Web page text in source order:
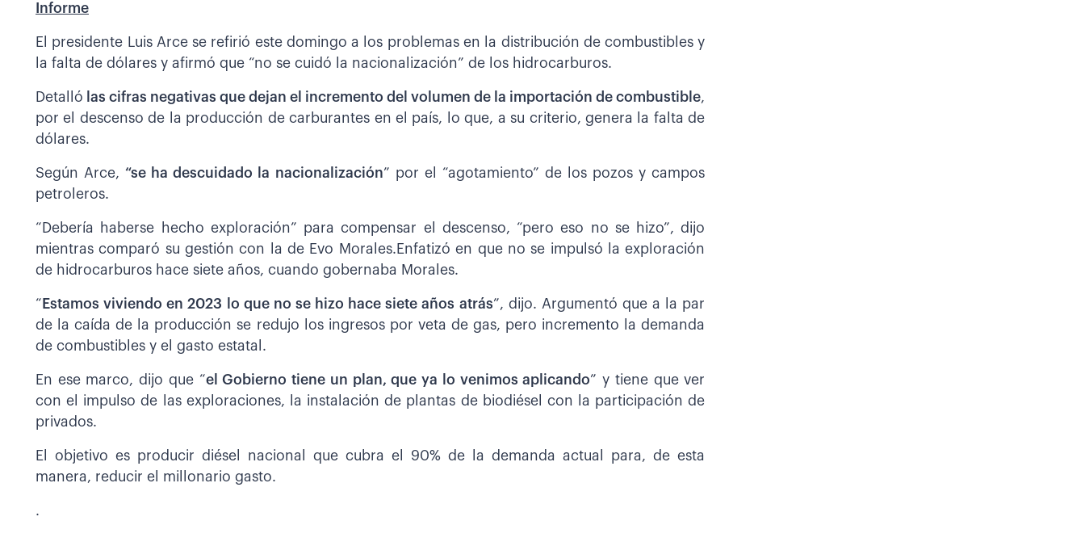
Informe
El presidente Luis Arce se refirió este domingo a los problemas en la distribución de combustibles y
la falta de dólares y afirmó que “no se cuidó la nacionalización” de los hidrocarburos.
Detalló las cifras negativas que dejan el incremento del volumen de la importación de combustible,
por el descenso de la producción de carburantes en el país, lo que, a su criterio, genera la falta de
dólares.
Según Arce,“se ha descuidado la nacionalización” por el “agotamiento” de los pozos y campos
petroleros.
“Debería haberse hecho exploración” para compensar el descenso, “pero eso no se hizo”, dijo
mientras comparó su gestión con la de Evo Morales.Enfatizó en que no se impulsó la exploración
de hidrocarburos hace siete años, cuando gobernaba Morales.
“ Estamos viviendo en 2023 lo que no se hizo hace siete años atrás”, dijo. Argumentó que a la par
de la caída de la producción se redujo los ingresos por veta de gas, pero incremento la demanda
de combustibles y el gasto estatal.
En ese marco, dijo que “el Gobierno tiene un plan, que ya lo venimos aplicando” y tiene que ver
con el impulso de las exploraciones, la instalación de plantas de biodiésel con la participación de
privados.
El objetivo es producir diésel nacional que cubra el 90% de la demanda actual para, de esta
manera, reducir el millonario gasto.
.